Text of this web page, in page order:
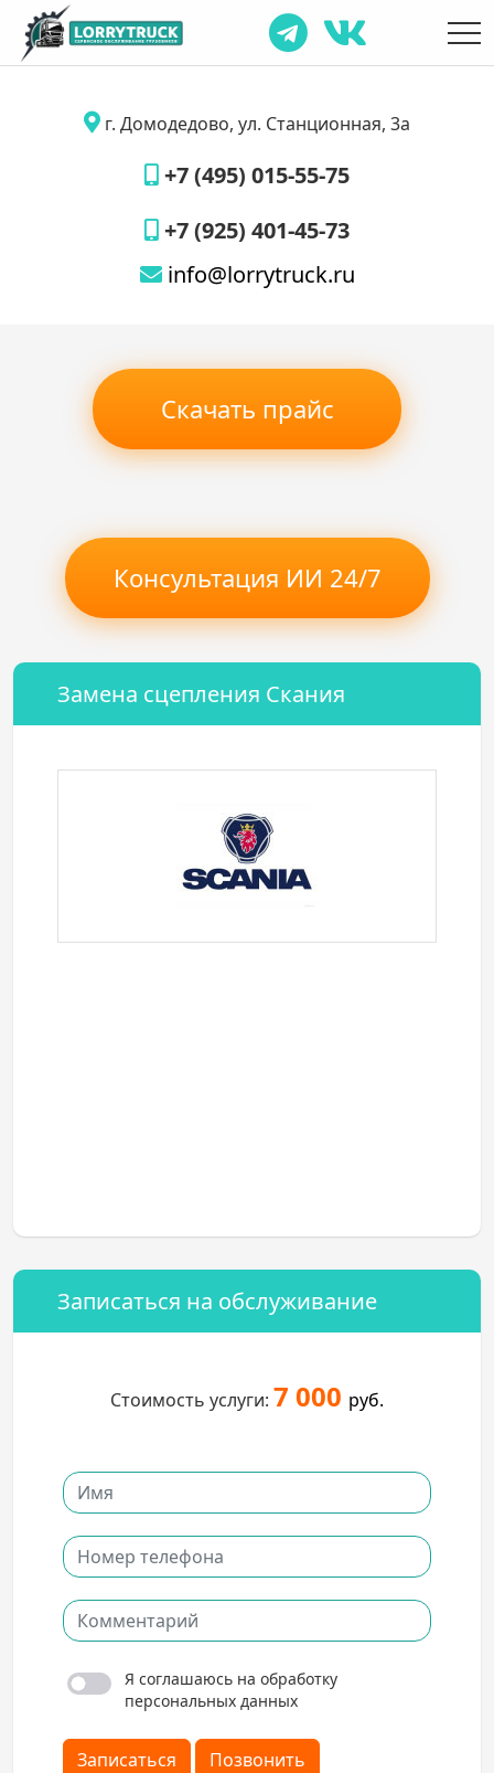
г. Домодедово, ул. Станционная, 3а
+7 (495) 015-55-75
+7 (925) 401-45-73
info@lorrytruck.ru
Скачать прайс
Консультация ИИ 24/7
Замена сцепления Скания
Записаться на обслуживание
Стоимость услуги: 7 000 руб.
Я соглашаюсь на обработку
персональных данных
Записаться Позвонить